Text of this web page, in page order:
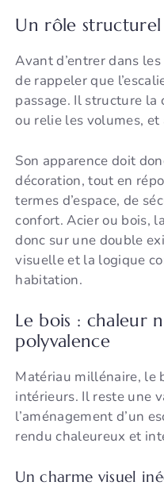
Un rôle
Avant d’entrer dans
de rappeler que
passage. Il structure la
ou relie les volumes,
Son apparence doit
décoration, tout en
termes d’espace, de
confort. Acier ou bois,
donc sur une double
visuelle et la logique
habitation.
Le bois : chaleur
polyvalence
Matériau millénaire, le
intérieurs. Il reste une
l’aménagement d’un
rendu chaleureux et
Un charme visuel